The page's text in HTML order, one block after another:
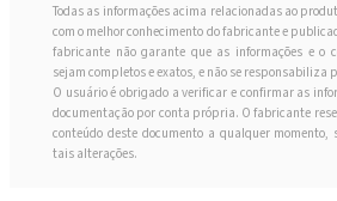
Todas as informações acima relacionadas ao
com o melhor conhecimento do fabricante e
fabricante não garante que as informações e o
sejam completos e exatos, e não se responsabiliza
O usuário é obrigado a verificar e confirmar as
documentação por conta própria. O fabricante
conteúdo deste documento a qualquer
tais alterações.